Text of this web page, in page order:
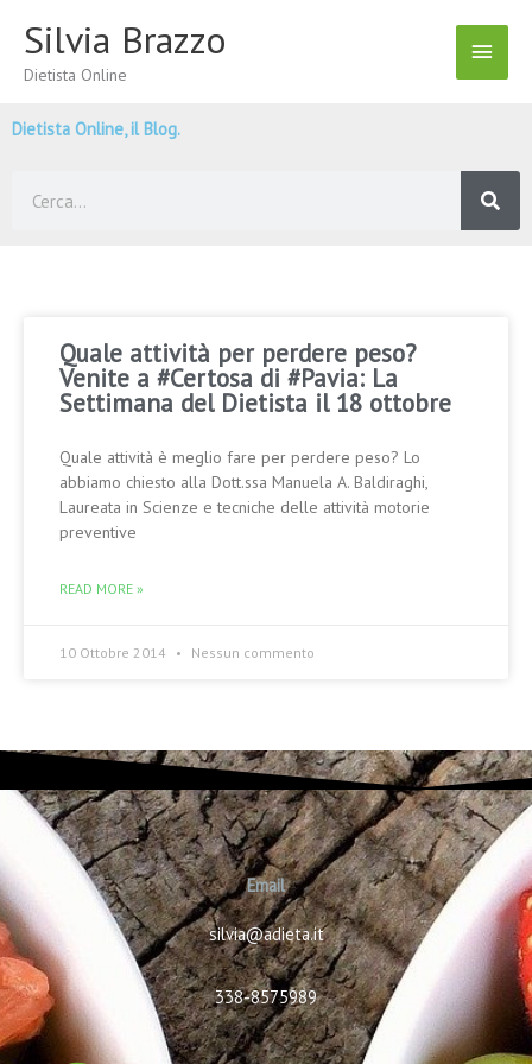
contenuto
Silvia Brazzo
Dietista Online
Menu
Dietista Online, il Blog.
Quale attività per perdere peso?
Venite a #Certosa di #Pavia: La
Settimana del Dietista il 18 ottobre
Quale attività è meglio fare per perdere peso? Lo
abbiamo chiesto alla Dott.ssa Manuela A. Baldiraghi,
Laureata in Scienze e tecniche delle attività motorie
preventive
READ MORE »
10 Ottobre 2014 Nessun commento
Email
silvia@adieta.it
338-8575989